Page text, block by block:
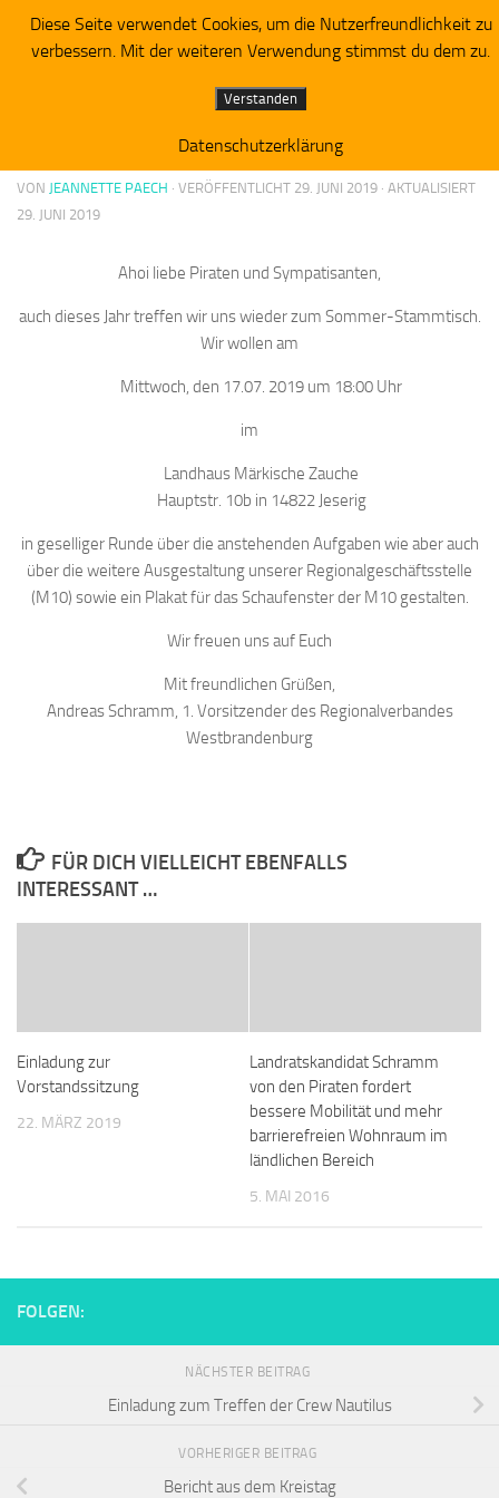
Zum Inhalt springen
Piratenpartei RV Westbrandenburg
Einladung zum Sommer-Stammtisch
VON JEANNETTE PAECH · VERÖFFENTLICHT 29. JUNI 2019 · AKTUALISIERT
29. JUNI 2019
Ahoi liebe Piraten und Sympatisanten,
auch dieses Jahr treffen wir uns wieder zum Sommer-Stammtisch.
Wir wollen am
Mittwoch, den 17.07. 2019 um 18:00 Uhr
im
Landhaus Märkische Zauche
Hauptstr. 10b in 14822 Jeserig
in geselliger Runde über die anstehenden Aufgaben wie aber auch
über die weitere Ausgestaltung unserer Regionalgeschäftsstelle
(M10) sowie ein Plakat für das Schaufenster der M10 gestalten.
Wir freuen uns auf Euch
Mit freundlichen Grüßen,
Andreas Schramm, 1. Vorsitzender des Regionalverbandes
Westbrandenburg
FÜR DICH VIELLEICHT EBENFALLS
INTERESSANT …
Einladung zur
Vorstandssitzung
22. MÄRZ 2019
Landratskandidat Schramm
von den Piraten fordert
bessere Mobilität und mehr
barrierefreien Wohnraum im
ländlichen Bereich
5. MAI 2016
FOLGEN:
NÄCHSTER BEITRAG
Einladung zum Treffen der Crew Nautilus
VORHERIGER BEITRAG
Bericht aus dem Kreistag
Diese Seite verwendet Cookies, um die Nutzerfreundlichkeit zu
verbessern. Mit der weiteren Verwendung stimmst du dem zu.
Verstanden
Datenschutzerklärung